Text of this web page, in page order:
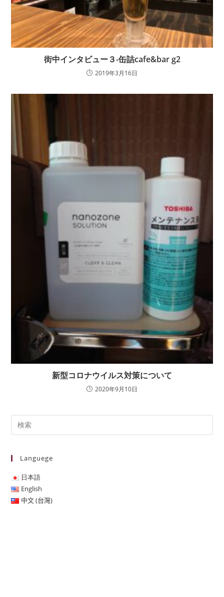
街中インタビュー３-缶詰cafe&bar g2
2019年3月16日
新型コロナウイルス対策について
2020年9月10日
Languege
日本語
English
中文 (台灣)